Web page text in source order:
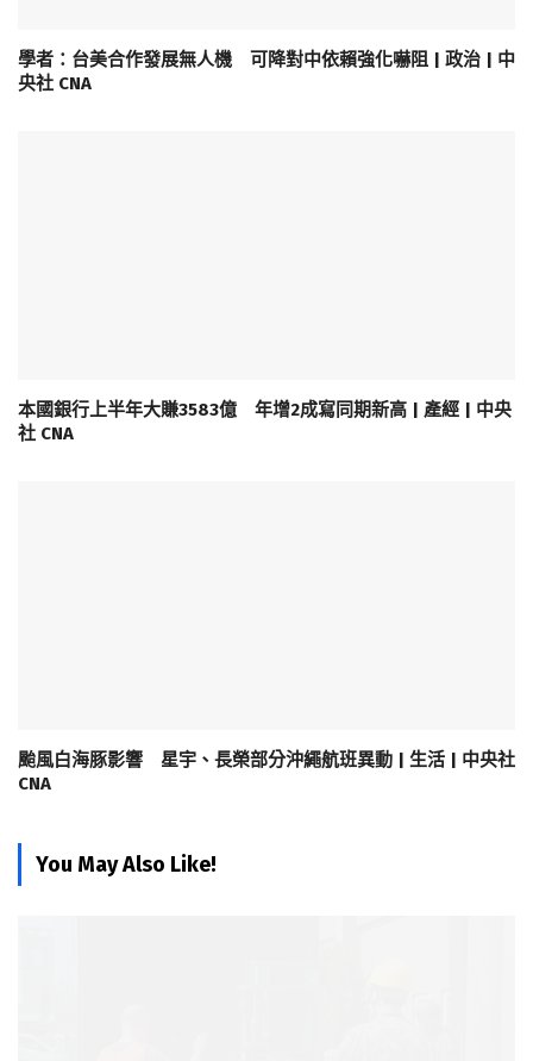
學者：台美合作發展無人機 可降對中依賴強化嚇阻 | 政治 | 中
央社 CNA
本國銀行上半年大賺3583億 年增2成寫同期新高 | 產經 | 中央
社 CNA
颱風白海豚影響 星宇、長榮部分沖繩航班異動 | 生活 | 中央社
CNA
You May Also Like!